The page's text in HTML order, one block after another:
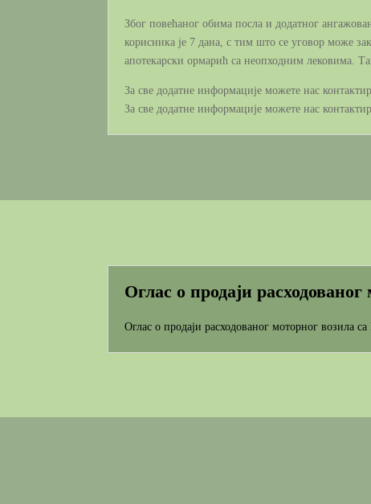
Због повећаног обима посла и додатног
корисника је 7 дана, с тим што се уговор може
апотекарски ормарић са неопходним лековима.
За све додатне информације можете нас
За све додатне информације можете нас
Оглас о продаји
Оглас о продаји расходованог моторног возила